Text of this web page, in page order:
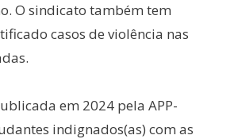
O sindicato também tem
casos de violência nas
em 2024 pela APP-
indignados(as) com as